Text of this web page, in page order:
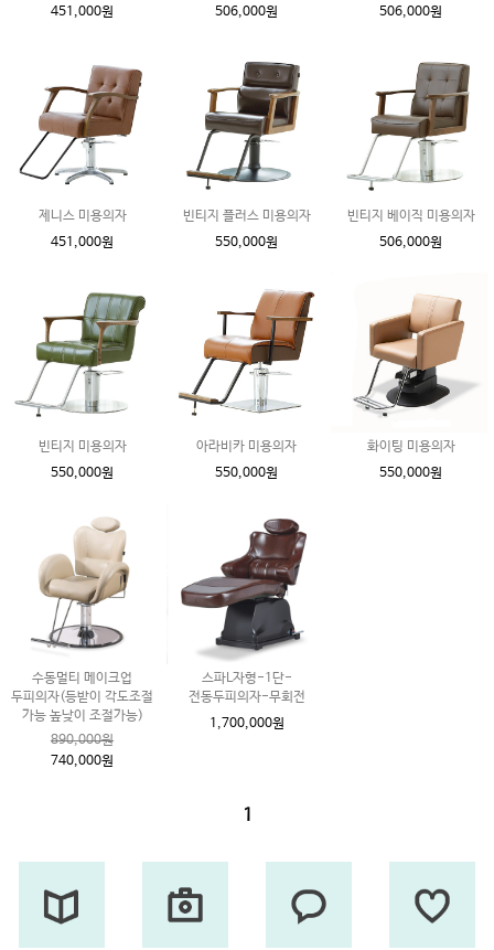
451,000원
506,000원
506,000원
제니스 미용의자
451,000원
빈티지 플러스 미용의자
550,000원
빈티지 베이직 미용의자
506,000원
빈티지 미용의자
550,000원
아라비카 미용의자
550,000원
화이팅 미용의자
550,000원
수동멀티 메이크업
두피의자(등받이 각도조절
가능 높낮이 조절가능)
890,000원
740,000원
스파L자형-1단-
전동두피의자-무회전
1,700,000원
1